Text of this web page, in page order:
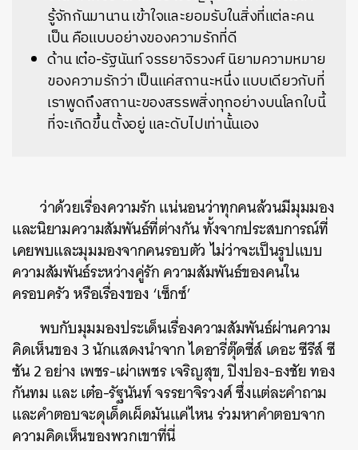
รู้จักกันมานาน เข้าใจและยอมรับในสิ่งที่แต่ละคน
เป็น คือแบบอย่างของความรักที่ดี
ด้าน เต๋อ-รัฐนันท์ จรรยาจิรวงศ์ นิยามความหมาย
ของความรักว่า เป็นแค่สถานะหนึ่ง แบบเดียวกับที่
เราพูดถึงสถานะของสรรพสิ่งทุกอย่างบนโลกใบนี้
ที่จะเกิดขึ้น ตั้งอยู่ และดับไปเท่านั้นเอง
ว่าด้วยเรื่องความรัก แน่นอนว่าทุกคนล้วนมีมุมมอง
และนิยามความสัมพันธ์ที่ต่างกัน ทั้งจากประสบการณ์ที่
เคยพบและมุมมองจากคนรอบตัว ไม่ว่าจะเป็นรูปแบบ
ความสัมพันธ์ระหว่างคู่รัก ความสัมพันธ์ของคนใน
ครอบครัว หรือเรื่องของ ‘เซ็กซ์’
พบกับมุมมองประเด็นเรื่องความสัมพันธ์ผ่านความ
คิดเห็นของ 3 นักแสดงนำจาก ไดอารี่ตุ๊ดซี่ส์ เดอะ ซีรีส์ ซี
ซัน 2 อย่าง เพชร-เผ่าเพชร เจริญสุข, ปิงปอง-ธงชัย ทอง
กันทม และ เต๋อ-รัฐนันท์ จรรยาจิรวงศ์ ซึ่งแต่ละคำถาม
และคำตอบจะดุเด็ดเผ็ดมันแค่ไหน ร่วมหาคำตอบจาก
ความคิดเห็นของพวกเขาที่นี่